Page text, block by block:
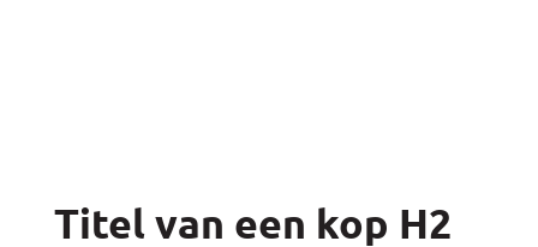
Titel van een kop H2